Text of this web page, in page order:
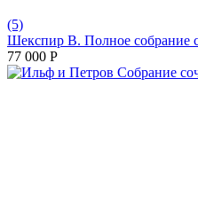
(5)
Шекспир В. Полное собрание
77 000 Р